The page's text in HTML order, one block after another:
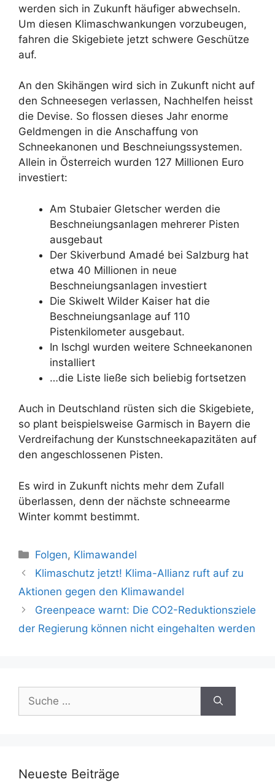
werden sich in Zukunft häufiger abwechseln.
Um diesen Klimaschwankungen vorzubeugen,
fahren die Skigebiete jetzt schwere Geschütze
auf.
An den Skihängen wird sich in Zukunft nicht auf
den Schneesegen verlassen, Nachhelfen heisst
die Devise. So flossen dieses Jahr enorme
Geldmengen in die Anschaffung von
Schneekanonen und Beschneiungssystemen.
Allein in Österreich wurden 127 Millionen Euro
investiert:
Am Stubaier Gletscher werden die
Beschneiungsanlagen mehrerer Pisten
ausgebaut
Der Skiverbund Amadé bei Salzburg hat
etwa 40 Millionen in neue
Beschneiungsanlagen investiert
Die Skiwelt Wilder Kaiser hat die
Beschneiungsanlage auf 110
Pistenkilometer ausgebaut.
In Ischgl wurden weitere Schneekanonen
installiert
…die Liste ließe sich beliebig fortsetzen
Auch in Deutschland rüsten sich die Skigebiete,
so plant beispielsweise Garmisch in Bayern die
Verdreifachung der Kunstschneekapazitäten auf
den angeschlossenen Pisten.
Es wird in Zukunft nichts mehr dem Zufall
überlassen, denn der nächste schneearme
Winter kommt bestimmt.
Kategorien
Folgen, Klimawandel
Beitrags-
Navigation
Klimaschutz jetzt! Klima-Allianz ruft auf zu
Aktionen gegen den Klimawandel
Greenpeace warnt: Die CO2-Reduktionsziele
der Regierung können nicht eingehalten werden
nach:
Neueste Beiträge